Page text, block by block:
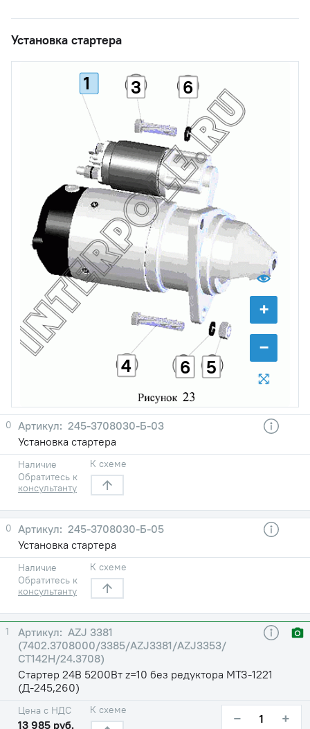
Установка стартера
+
−
1 3
4 5
6
6
0
245-3708030-Б-03
Установка стартера
Наличие
Обратитесь к
консультанту
К схеме
0
245-3708030-Б-05
Установка стартера
Наличие
Обратитесь к
консультанту
К схеме
1
AZJ 3381
(7402.3708000/3385/AZJ3381/AZJ3353/
СТ142Н/24.3708)
Стартер 24В 5200Вт z=10 без редуктора МТЗ-1221
(Д-245,260)
Цена с НДС
13 985 руб.
К схеме − +